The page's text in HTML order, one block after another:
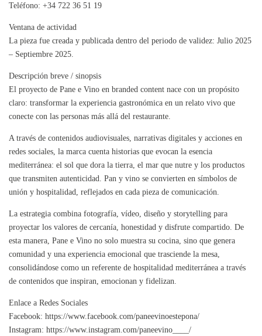
Teléfono: +34 722 36 51 19
Ventana de actividad
La pieza fue creada y publicada dentro del periodo de validez: Julio 2025
– Septiembre 2025.
Descripción breve / sinopsis
El proyecto de Pane e Vino en branded content nace con un propósito
claro: transformar la experiencia gastronómica en un relato vivo que
conecte con las personas más allá del restaurante.
A través de contenidos audiovisuales, narrativas digitales y acciones en
redes sociales, la marca cuenta historias que evocan la esencia
mediterránea: el sol que dora la tierra, el mar que nutre y los productos
que transmiten autenticidad. Pan y vino se convierten en símbolos de
unión y hospitalidad, reflejados en cada pieza de comunicación.
La estrategia combina fotografía, vídeo, diseño y storytelling para
proyectar los valores de cercanía, honestidad y disfrute compartido. De
esta manera, Pane e Vino no solo muestra su cocina, sino que genera
comunidad y una experiencia emocional que trasciende la mesa,
consolidándose como un referente de hospitalidad mediterránea a través
de contenidos que inspiran, emocionan y fidelizan.
Enlace a Redes Sociales
Facebook: https://www.facebook.com/paneevinoestepona/
Instagram: https://www.instagram.com/paneevino____/